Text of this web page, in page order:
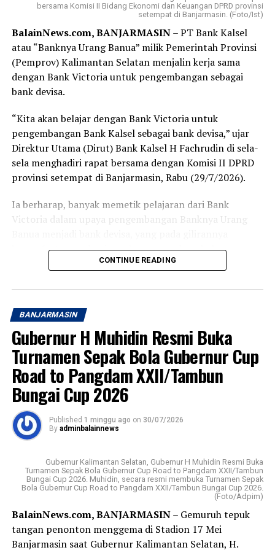
nomor antrean. Yang membuat saya terkesan, bahkan
sebelum formulir selesai saya isi, nomor antrean saya
sudah dipanggil. Proses pembukaan rekening
berlangsung cepat, tertib, dan pelayanan yang diberikan
terasa ramah serta membantu.
Bagi sebagian orang, membuka rekening mungkin
langkah awal yang penuh makna. Tabungan Haji bukan
sekadar buku tabungan, melainkan ikhtiar kecil untuk
mendekatkan diri pada impian besar, yaitu memenuhi
panggilan Allah SWT ke Tanah Suci.
yang baik serta program yang mendorong masyarakat
untuk mulai mempersiapkan ibadah haji sejak dini.
dan membawa saya menuju kesempatan menunaikan
ibadah haji pada waktu yang telah Allah tetapkan.
Post Views: 16
Sebarkan
WhatsApp 0 Facebook 0
Messenger 0
bersama Komisi II Bidang Ekonomi dan Keuangan DPRD provinsi
setempat di Banjarmasin. (Foto/Ist)
BalainNews.com, BANJARMASIN– PT Bank Kalsel
atau “Banknya Urang Banua” milik Pemerintah Provinsi
(Pemprov) Kalimantan Selatan menjalin kerja sama
dengan Bank Victoria untuk pengembangan sebagai
bank devisa.
“Kita akan belajar dengan Bank Victoria untuk
pengembangan Bank Kalsel sebagai bank devisa,” ujar
Direktur Utama (Dirut) Bank Kalsel H Fachrudin di sela-
sela menghadiri rapat bersama dengan Komisi II DPRD
provinsi setempat di Banjarmasin, Rabu (29/7/2026).
Ia berharap, banyak memetik pelajaran dari Bank
Victoria dalam upaya pengembangan Banknya Urang
kemanfaatannya bagi pembangunan daerah dan
Peluncuran Bsnk Kalsel sebagai bank devisa 17 Juni 2026
atau mengawali Tahun Baru Islam, Muharram 1448
Hijriah.
PT Bank Kalsel sebelumnya bernama Bank
Pembangunan Daerah (BPD) berdiri 25 Maret 1964
dengan kepemilikan atau pemegang saham pemerintah
provinsi (Pemprov) dan pemerintah kabupaten/kota
(Pemkab/Pemkot) provinsi setempat.
Visi Badan Usaha Milik Daerah (BUMD) Pemprov Kalsel
terpercaya dengan memberikan pelayanan terbaik
kepada masyarakat.
Sementara misinya ;menjadi penggerak perekonomian
daerah, memberikan nilai tambah bagi pemegang saham,
serta menyediakan layanan perbankan berkualitas.
CONTINUE READING
BANJARMASIN
Gubernur H Muhidin Resmi Buka
Turnamen Sepak Bola Gubernur Cup
Road to Pangdam XXII/Tambun
Bungai Cup 2026
Published 1 minggu ago on 30/07/2026
By adminbalainnews
Gubernur Kalimantan Selatan, Gubernur H Muhidin Resmi Buka
Turnamen Sepak Bola Gubernur Cup Road to Pangdam XXII/Tambun
Bungai Cup 2026. Muhidin, secara resmi membuka Turnamen Sepak
Bola Gubernur Cup Road to Pangdam XXII/Tambun Bungai Cup 2026.
(Foto/Adpim)
BalainNews.com, BANJARMASIN– Gemuruh tepuk
tangan penonton menggema di Stadion 17 Mei
Banjarmasin saat Gubernur Kalimantan Selatan, H.